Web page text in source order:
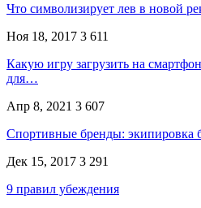
Что символизирует лев в новой
Ноя 18, 2017 3 611
Какую игру загрузить на
для…
Апр 8, 2021 3 607
Спортивные бренды: экипировка
Дек 15, 2017 3 291
9 правил убеждения